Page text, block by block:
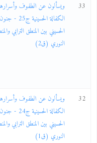
33
الكفالة الحسينية
الحسيني بين المنطق الترابي
النوري (ق2)
32
الكفالة الحسينية
الحسيني بين المنطق الترابي
النوري (ق1)